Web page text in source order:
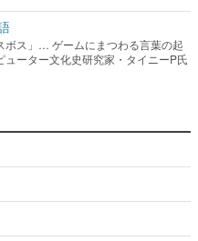
ボス」… ゲームにまつわる言葉の起
ーター文化史研究家・タイニーP氏